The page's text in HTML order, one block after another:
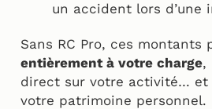
un accident lors d’une
Sans RC Pro, ces montants
entièrement à votre charge,
direct sur votre activité… et
votre patrimoine personnel.